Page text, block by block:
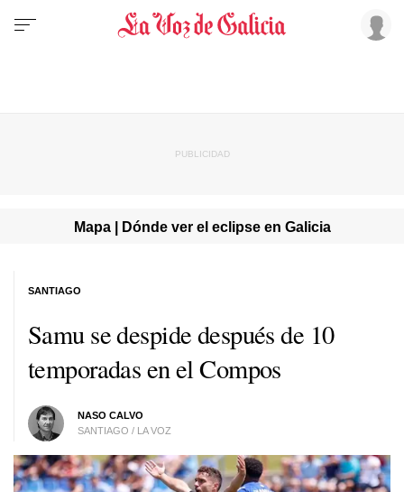
Mapa | Dónde ver el eclipse en Galicia
Samu se despide después de 10
temporadas en el Compos
NASO CALVO
SANTIAGO / LA VOZ
SANTIAGO